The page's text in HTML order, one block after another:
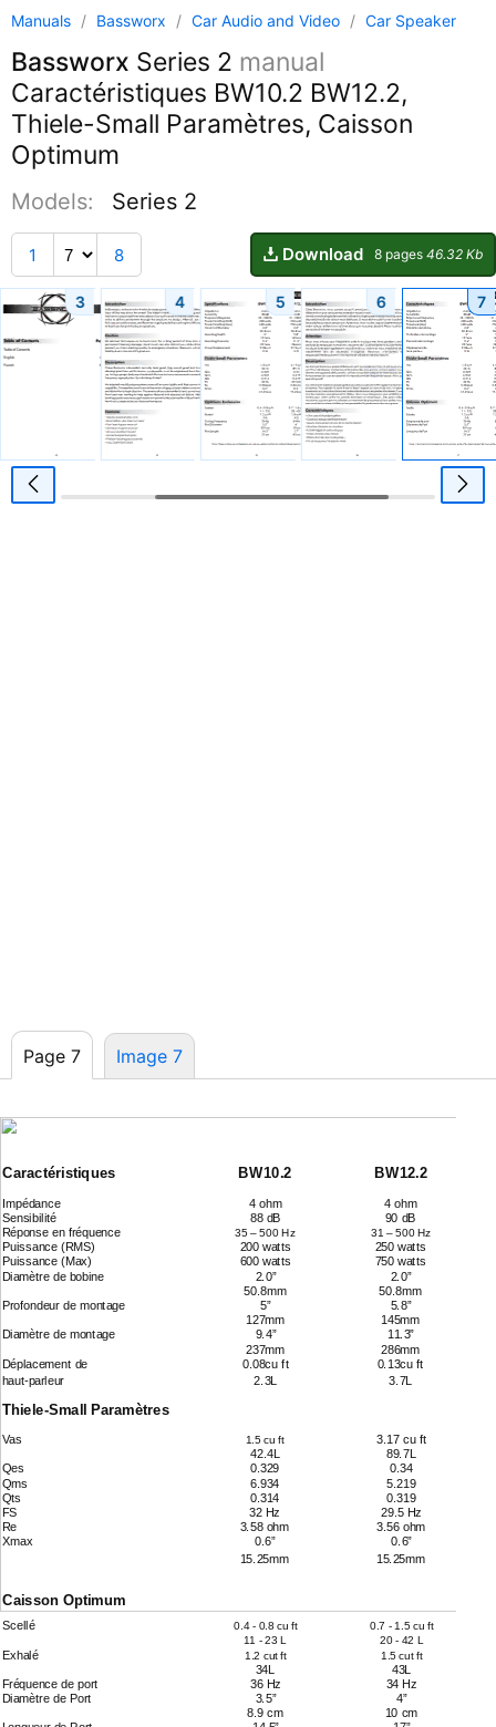
Manuals / Bassworx / Car Audio and Video / Car Speaker
Bassworx Series 2 manual
Caractéristiques BW10.2 BW12.2,
Thiele-Small Paramètres, Caisson
Optimum
Models: Series 2
1 8 Download 8 pages 46.32 Kb
3 4 5 6 7
Page 7 Image 7
Caractéristiques BW10.2 BW12.2
Impédance 4 ohm 4 ohm
Sensibilité 88 dB 90 dB
Réponse en fréquence 35 – 500 Hz 31 – 500 Hz
Puissance (RMS) 200 watts 250 watts
Puissance (Max) 600 watts 750 watts
Diamètre de bobine 2.0” 2.0”
Profondeur de montage
50.8mm 50.8mm
5” 5.8”
Diamètre de montage
127mm
145mm
9.4”
11.3”
Déplacement de
237mm 286mm
0.08cu ft
0.13cu ft
haut-parleur
2.3L 3.7L
Thiele-Small Paramètres
Vas 1.5 cu ft 3.17 cu ft
Qes
42.4L
89.7L
0.329
0.34
Qms
6.934
5.219
Qts
0.314
0.319
FS
32 Hz
29.5 Hz
Re
3.58 ohm
3.56 ohm
Xmax
0.6”
0.6”
15.25mm
15.25mm
Caisson Optimum
Scellé 0.4 - 0.8 cu ft
0.7 - 1.5 cu ft
11 - 23 L
20 - 42 L
Exhalé 1.2 cut ft 1.5 cut ft
34L 43L
Fréquence de port 36 Hz
34 Hz
Diamètre de Port
3.5” 4”
8.9 cm 10 cm